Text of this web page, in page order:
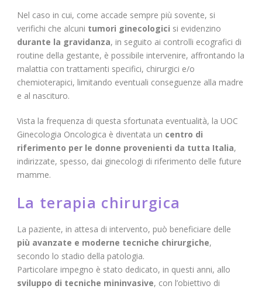
Nel caso in cui, come accade sempre più sovente, si
verifichi che alcuni tumori ginecologici si evidenzino
durante la gravidanza, in seguito ai controlli ecografici di
routine della gestante, è possibile intervenire, affrontando la
malattia con trattamenti specifici, chirurgici e/o
chemioterapici, limitando eventuali conseguenze alla madre
e al nascituro.
Vista la frequenza di questa sfortunata eventualità, la UOC
Ginecologia Oncologica è diventata un centro di
riferimento per le donne provenienti da tutta Italia,
indirizzate, spesso, dai ginecologi di riferimento delle future
mamme.
La terapia chirurgica
La paziente, in attesa di intervento, può beneficiare delle
più avanzate e moderne tecniche chirurgiche,
secondo lo stadio della patologia.
Particolare impegno è stato dedicato, in questi anni, allo
sviluppo di tecniche mininvasive, con l’obiettivo di